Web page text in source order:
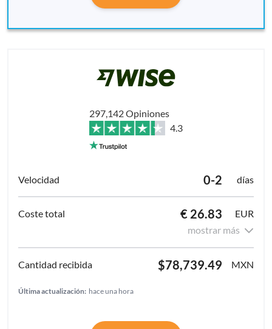
297,142 Opiniones
4.3
0-2 días
€ 26.83
EUR
mostrar más
$78,739.49 MXN
Última actualización: hace una hora